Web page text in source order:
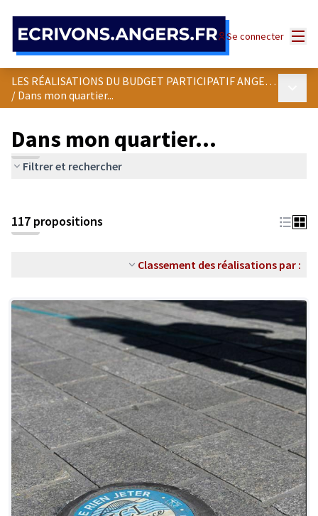
Se connecter
LES RÉALISATIONS DU BUDGET PARTICIPATIF ANGEVIN
/ Dans mon quartier...
Dans mon quartier...
Filtrer et rechercher
+
−
117 propositions
Classement des réalisations par :